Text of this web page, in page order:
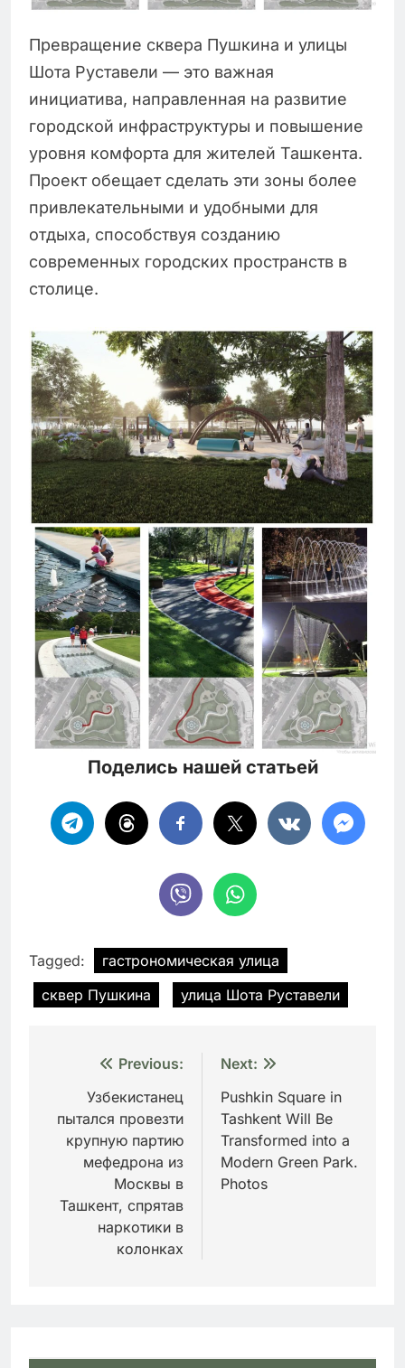
Превращение сквера Пушкина и улицы
Шота Руставели — это важная
инициатива, направленная на развитие
городской инфраструктуры и повышение
уровня комфорта для жителей Ташкента.
Проект обещает сделать эти зоны более
привлекательными и удобными для
отдыха, способствуя созданию
современных городских пространств в
столице.
Поделись нашей статьей
Tagged:
гастрономическая улица
сквер Пушкина
улица Шота Руставели
Навигация
записям
Previous:
Узбекистанец
пытался провезти
крупную партию
мефедрона из
Москвы в
Ташкент, спрятав
наркотики в
колонках
Next:
Pushkin Square in
Tashkent Will Be
Transformed into a
Modern Green Park.
Photos